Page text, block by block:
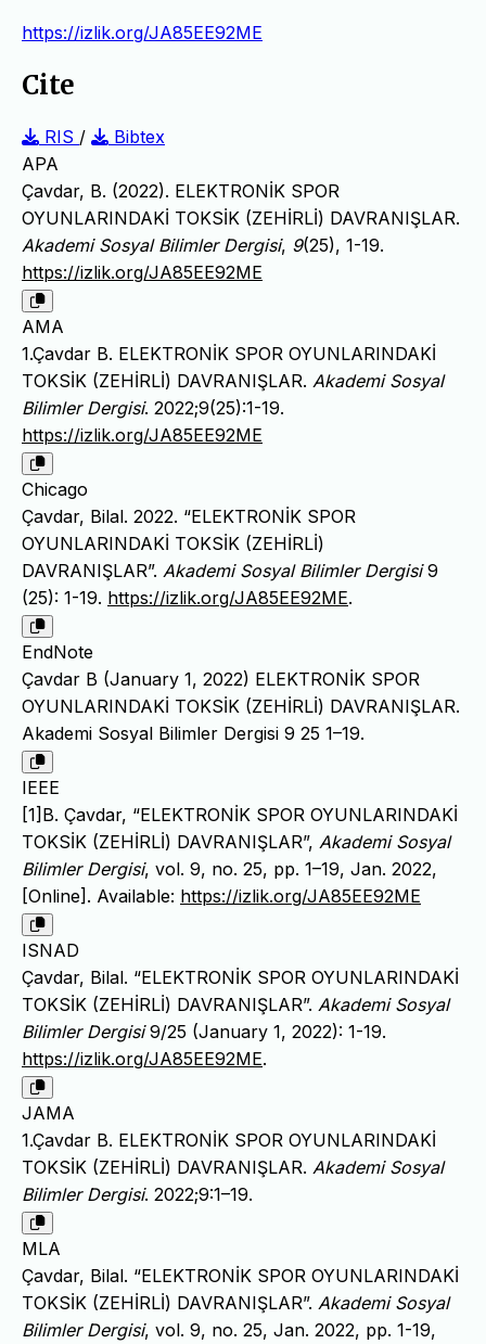
https://izlik.org/JA85EE92ME
Cite
RIS /
Bibtex
APA
Çavdar, B. (2022). ELEKTRONİK SPOR
OYUNLARINDAKİ TOKSİK (ZEHİRLİ) DAVRANIŞLAR.
Akademi Sosyal Bilimler Dergisi, 9(25), 1-19.
https://izlik.org/JA85EE92ME
AMA
1.Çavdar B. ELEKTRONİK SPOR OYUNLARINDAKİ
TOKSİK (ZEHİRLİ) DAVRANIŞLAR. Akademi Sosyal
Bilimler Dergisi. 2022;9(25):1-19.
https://izlik.org/JA85EE92ME
Chicago
Çavdar, Bilal. 2022. “ELEKTRONİK SPOR
OYUNLARINDAKİ TOKSİK (ZEHİRLİ)
DAVRANIŞLAR”. Akademi Sosyal Bilimler Dergisi9
(25): 1-19. https://izlik.org/JA85EE92ME.
EndNote
Çavdar B (January 1, 2022) ELEKTRONİK SPOR
OYUNLARINDAKİ TOKSİK (ZEHİRLİ) DAVRANIŞLAR.
Akademi Sosyal Bilimler Dergisi 9 25 1–19.
IEEE
[1]B. Çavdar, “ELEKTRONİK SPOR OYUNLARINDAKİ
TOKSİK (ZEHİRLİ) DAVRANIŞLAR”, Akademi Sosyal
Bilimler Dergisi, vol. 9, no. 25, pp. 1–19, Jan. 2022,
[Online]. Available: https://izlik.org/JA85EE92ME
ISNAD
Çavdar, Bilal. “ELEKTRONİK SPOR OYUNLARINDAKİ
TOKSİK (ZEHİRLİ) DAVRANIŞLAR”. Akademi Sosyal
Bilimler Dergisi9/25 (January 1, 2022): 1-19.
https://izlik.org/JA85EE92ME.
JAMA
1.Çavdar B. ELEKTRONİK SPOR OYUNLARINDAKİ
TOKSİK (ZEHİRLİ) DAVRANIŞLAR. Akademi Sosyal
Bilimler Dergisi. 2022;9:1–19.
MLA
Çavdar, Bilal. “ELEKTRONİK SPOR OYUNLARINDAKİ
TOKSİK (ZEHİRLİ) DAVRANIŞLAR”. Akademi Sosyal
Bilimler Dergisi, vol. 9, no. 25, Jan. 2022, pp. 1-19,